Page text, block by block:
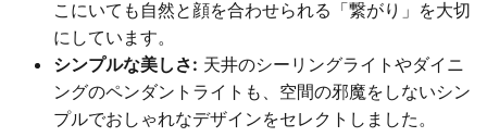
こにいても自然と顔を合わせられる「繋がり」を大切
にしています。
シンプルな美しさ: 天井のシーリングライトやダイニ
ングのペンダントライトも、空間の邪魔をしないシン
プルでおしゃれなデザインをセレクトしました。